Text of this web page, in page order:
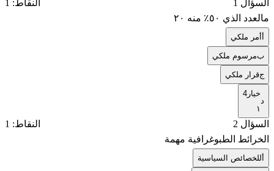
السؤال 1
النقاط: 1
مالعدد الذي ٥٠٪ منه ٢٠
أمر ملكي
بمرسوم ملكي
جقرار ملكي
خيار4
السؤال 2
النقاط: 1
‏الخرائط الطبوغرافية مهمة
‏للخصائص السياسية